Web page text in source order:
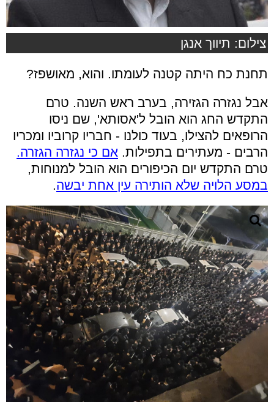
צילום: תיווך אנגן
תחנת כח היתה קטנה לעומתו. והוא, מאושפז?
אבל נגזרה הגזירה, בערב ראש השנה. טרם
התקדש החג הוא הובל ל'אסותא', שם ניסו
הרופאים להצילו, בעוד כולנו - חבריו קרוביו ומכריו
הרבים - מעתירים בתפילות. אם כי נגזרה הגזרה.
טרם התקדש יום הכיפורים הוא הובל למנוחות,
במסע הלויה שלא הותירה עין אחת יבשה